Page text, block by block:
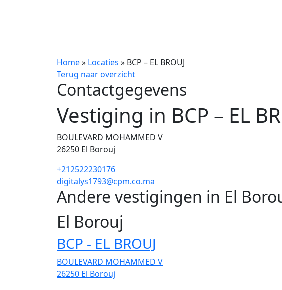
Home» Locaties » BCP – EL BROUJ
Terug naar overzicht
Contactgegevens
Vestiging in BCP – EL
BOULEVARD MOHAMMED V
26250 El Borouj
+212522230176
digitalys1793@cpm.co.ma
Andere vestigingen in El
El Borouj
BCP - EL BROUJ
BOULEVARD MOHAMMED V
26250 El Borouj